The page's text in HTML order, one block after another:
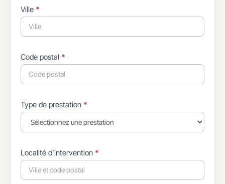
Ville *
Code postal *
Type de prestation *
Localité d’intervention *